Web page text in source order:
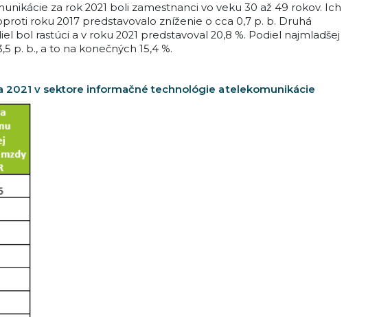
za rok 2021 boli zamestnanci vo veku 30 až 49 rokov. Ich
roku 2017 predstavovalo zníženie o cca 0,7 p. b. Druhá
bol rastúci a v roku 2021 predstavoval 20,8 %. Podiel najmladšej
p. b., a to na konečných 15,4 %.
v sektore informačné technológie a telekomunikácie